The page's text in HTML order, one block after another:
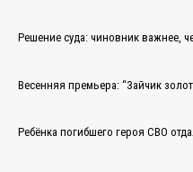
Решение суда: чиновник важнее,
Весенняя премьера: “Зайчик
Ребёнка погибшего героя СВО